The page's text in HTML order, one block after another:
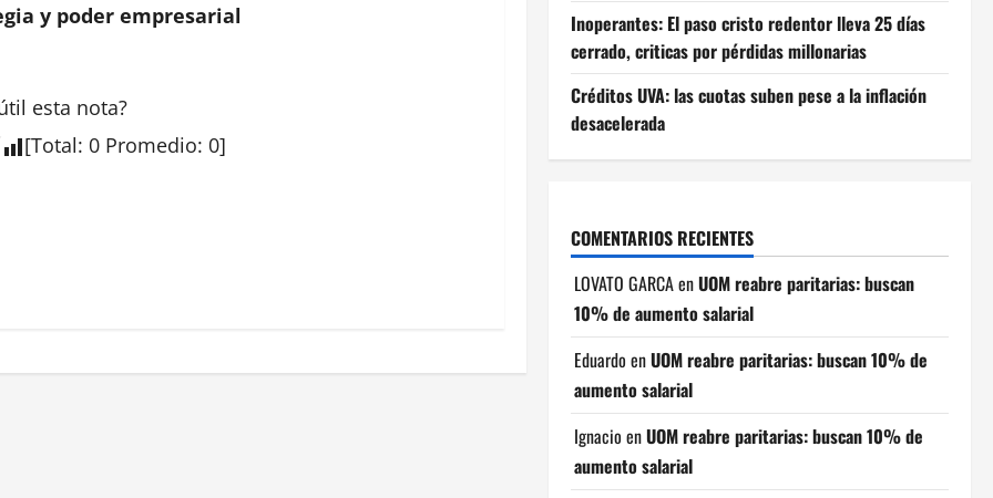
y poder empresarial
esta nota?
[Total: 0 Promedio: 0]
Inoperantes: El paso cristo redentor lleva 25 días
cerrado, criticas por pérdidas millonarias
Créditos UVA: las cuotas suben pese a la inflación
desacelerada
COMENTARIOS RECIENTES
LOVATO GARCAenUOM reabre paritarias: buscan
10% de aumento salarial
Eduardo enUOM reabre paritarias: buscan 10% de
aumento salarial
Ignacio enUOM reabre paritarias: buscan 10% de
aumento salarial